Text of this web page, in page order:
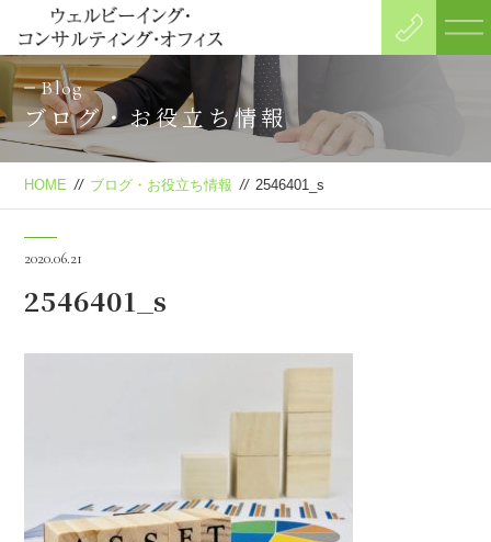
Blog
ブログ・お役立ち情報
HOME // ブログ・お役立ち情報 // 2546401_s
2020.06.21
2546401_s